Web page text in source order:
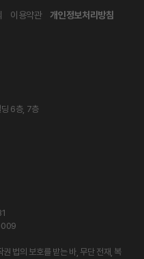
이용약관
개인정보처리방침
6층, 7층
법의 보호를 받는 바, 무단 전재, 복